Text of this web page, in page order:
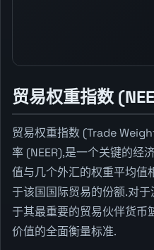
贸易权重指数
贸易权重指数 (Trade
率 (NEER),是一个关键的经
值与几个外汇的权重平均值
于该国国际贸易的份额.对
于其最重要的贸易伙伴货币
价值的全面衡量标准.